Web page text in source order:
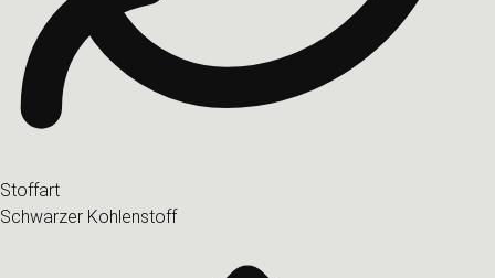
Stoffart
Schwarzer Kohlenstoff